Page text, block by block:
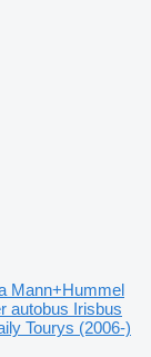
Mann+Hummel
autobus Irisbus
Tourys (2006-)